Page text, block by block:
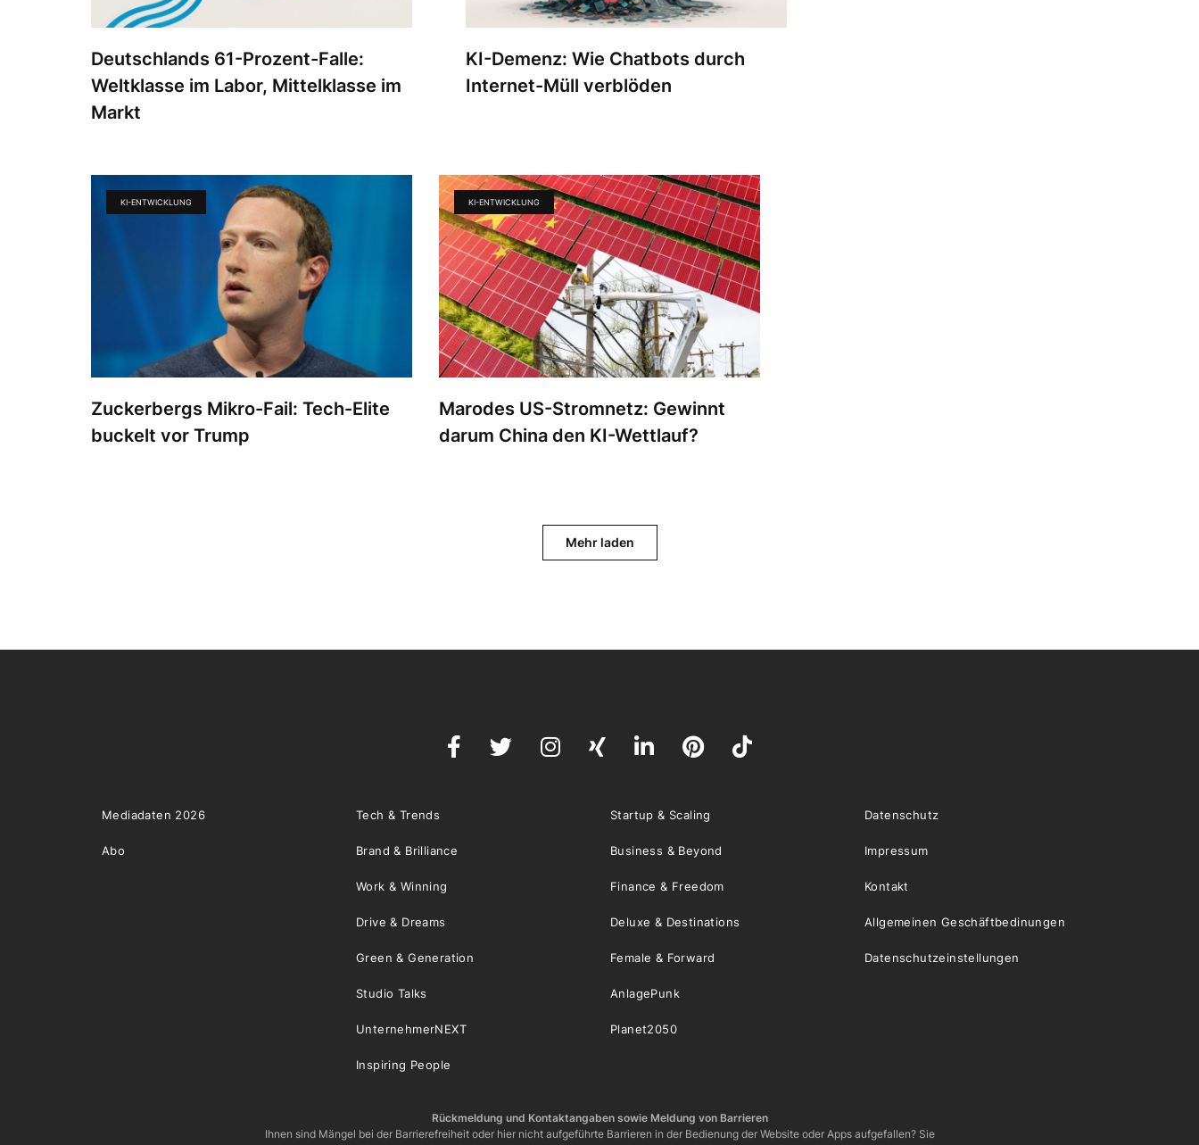
Deutschlands 61-Prozent-Falle:
Weltklasse im Labor, Mittelklasse im
Markt
KI-Demenz: Wie Chatbots durch
Internet-Müll verblöden
Zuckerbergs Mikro-Fail: Tech-Elite
buckelt vor Trump
KI-ENTWICKLUNG
Marodes US-Stromnetz: Gewinnt
darum China den KI-Wettlauf?
KI-ENTWICKLUNG
Mehr laden
Mediadaten 2026
Abo
Tech & Trends Startup & Scaling
Brand & Brilliance Business & Beyond
Work & Winning Finance & Freedom
Drive & Dreams Deluxe & Destinations
Green & Generation Female & Forward
Studio Talks AnlagePunk
UnternehmerNEXT Planet2050
Inspiring People
Datenschutz
Impressum
Kontakt
Allgemeinen Geschäftbedinungen
Datenschutzeinstellungen
Rückmeldung und Kontaktangaben sowie Meldung von Barrieren
Ihnen sind Mängel bei der Barrierefreiheit oder hier nicht aufgeführte Barrieren in der Bedienung der Website oder Apps aufgefallen? Sie